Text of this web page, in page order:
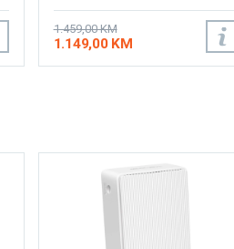
1.459,00 KM
1.149,00 KM